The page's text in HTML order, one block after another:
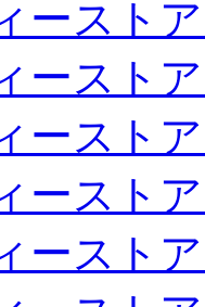
ースト
ースト
ースト
ースト
ースト